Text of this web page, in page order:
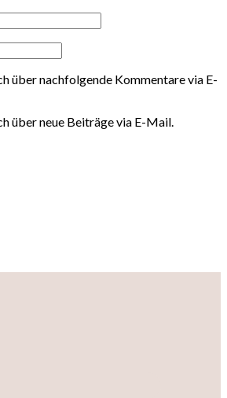
über nachfolgende Kommentare via E-
über neue Beiträge via E-Mail.